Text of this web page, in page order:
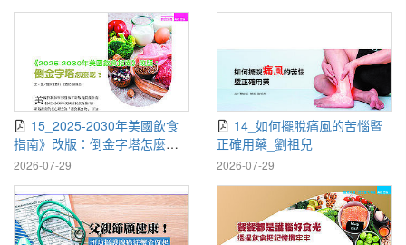
指南》改版：倒金字塔怎麼
吃？_吳靜茹
2026-07-29
正確用藥_劉祖兒
2026-07-29